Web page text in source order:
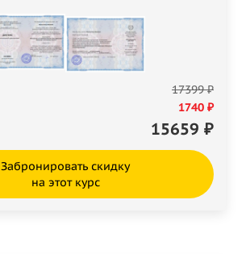
17399 ₽
1740 ₽
15659 ₽
Забронировать скидку
на этот курс